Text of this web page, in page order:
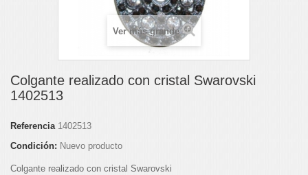
Ver más grande
Colgante realizado con cristal Swarovski
1402513
Referencia 1402513
Condición: Nuevo producto
Colgante realizado con cristal Swarovski